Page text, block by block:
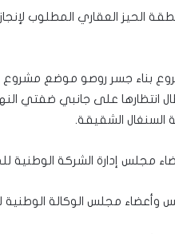
العقاري المطلوب
بناء جسر روصو موضع مشروع
انتظارها على جانبي ضفتي
السنغال الشقيقة.
مجلس إدارة الشركة الوطنية
مجلس الوكالة الوطنية